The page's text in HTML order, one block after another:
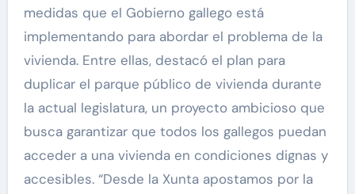
medidas que el Gobierno gallego está
implementando para abordar el problema de la
vivienda. Entre ellas, destacó el plan para
duplicar el parque público de vivienda durante
la actual legislatura, un proyecto ambicioso que
busca garantizar que todos los gallegos puedan
acceder a una vivienda en condiciones dignas y
accesibles. “Desde la Xunta apostamos por la